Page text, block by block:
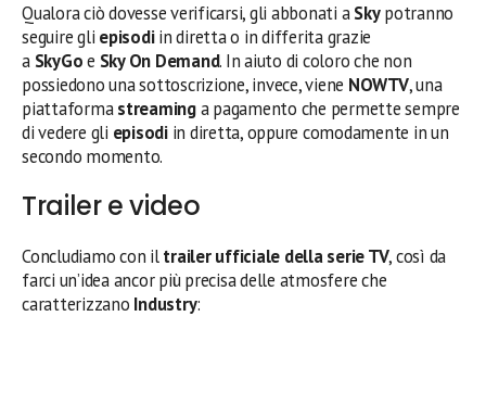
Qualora ciò dovesse verificarsi, gli abbonati aSkypotranno
seguire gli episodiin diretta o in differita grazie
a SkyGoe Sky On Demand. In aiuto di coloro che non
possiedono una sottoscrizione, invece, viene NOWTV, una
piattaformastreaminga pagamento che permette sempre
di vedere gli episodiin diretta, oppure comodamente in un
secondo momento.
Trailer e video
Concludiamo con iltrailer ufficiale della serie TV, così da
farci un’idea ancor più precisa delle atmosfere che
caratterizzano Industry: